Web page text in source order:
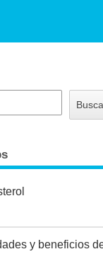
y beneficios